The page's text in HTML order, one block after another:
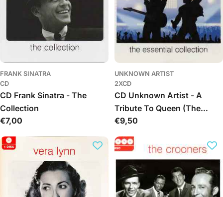
FRANK SINATRA
CD
CD Frank Sinatra - The
Collection
Обычная
€7,00
UNKNOWN ARTIST
2XCD
CD Unknown Artist - A
Tribute To Queen (The
Essential Collection)
Обычная
€9,50